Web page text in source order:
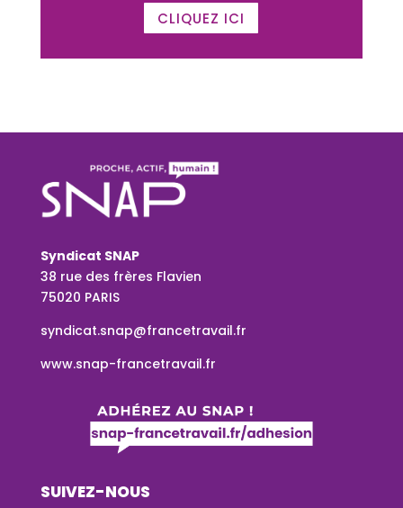
CLIQUEZ ICI
Syndicat SNAP
38 rue des frères Flavien
75020 PARIS
syndicat.snap@francetravail.fr
www.snap-francetravail.fr
SUIVEZ-NOUS